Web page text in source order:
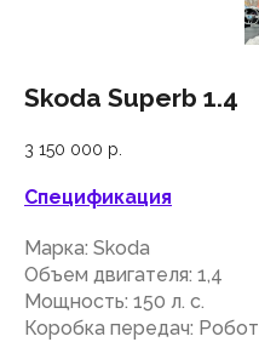
Skoda Superb 1.4
3 150 000 р.
Спецификация
Марка: Skoda
Объем двигателя: 1,4
Мощность: 150 л. с.
Коробка передач: Робот